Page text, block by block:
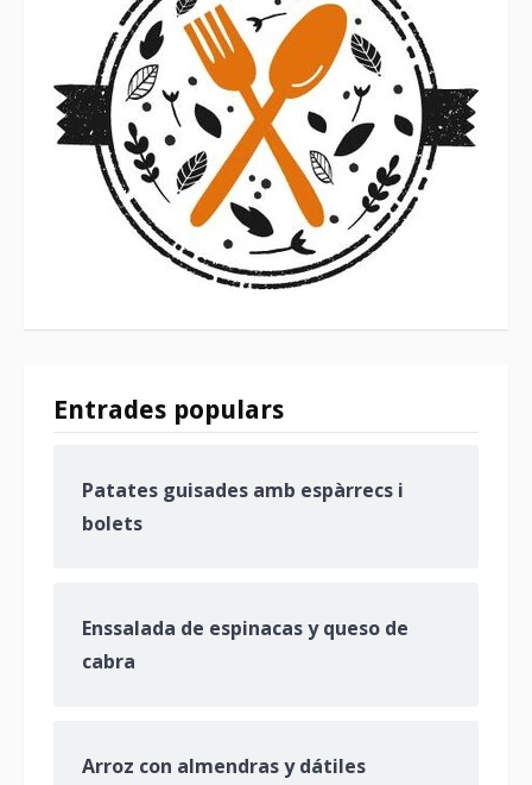
Entrades populars
Patates guisades amb espàrrecs i
bolets
Enssalada de espinacas y queso de
cabra
Arroz con almendras y dátiles